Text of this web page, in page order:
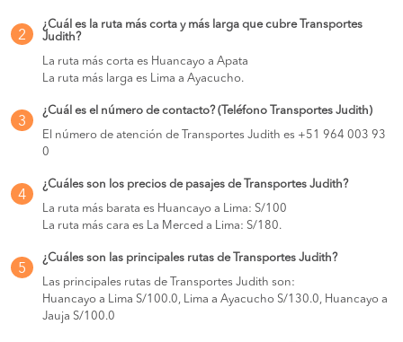
2
¿Cuál es la ruta más corta y más larga que cubre Transportes
Judith?
La ruta más corta es Huancayo a Apata
La ruta más larga es Lima a Ayacucho.
3
¿Cuál es el número de contacto? (Teléfono Transportes Judith)
El número de atención de Transportes Judith es +51 964 003 93
0
4
¿Cuáles son los precios de pasajes de Transportes Judith?
La ruta más barata es Huancayo a Lima: S/100
La ruta más cara es La Merced a Lima: S/180.
5
¿Cuáles son las principales rutas de Transportes Judith?
Las principales rutas de Transportes Judith son:
Huancayo a Lima S/100.0, Lima a Ayacucho S/130.0, Huancayo a
Jauja S/100.0